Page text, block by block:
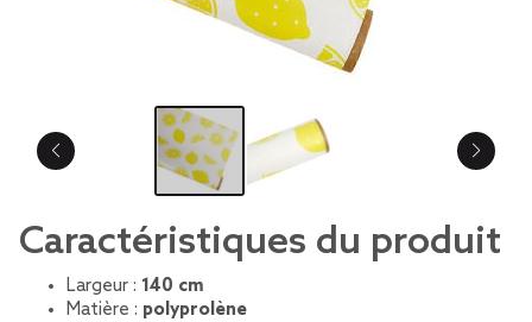
Caractéristiques du produit
Largeur : 140 cm
Matière : polyprolène